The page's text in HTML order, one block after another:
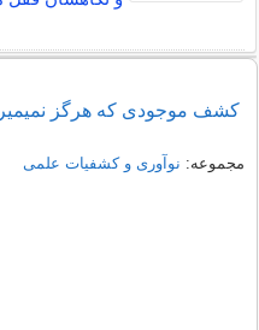
کشف موجودی که هرگز
مجموعه: نوآوری و کشفیات علمی